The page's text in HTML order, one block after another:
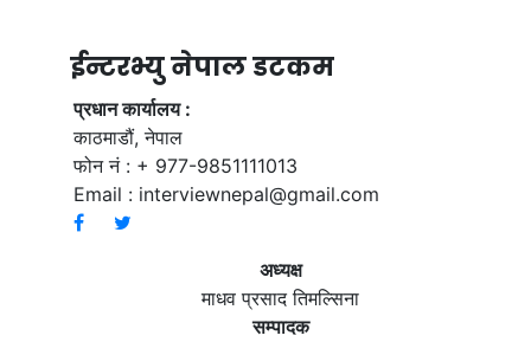
ईन्टरभ्यु नेपाल डटकम
प्रधान कार्यालय :
काठमाडौं, नेपाल
फोन नं : + 977-9851111013
Email : interviewnepal@gmail.com
अध्यक्ष
माधव प्रसाद तिमल्सिना
सम्पादक